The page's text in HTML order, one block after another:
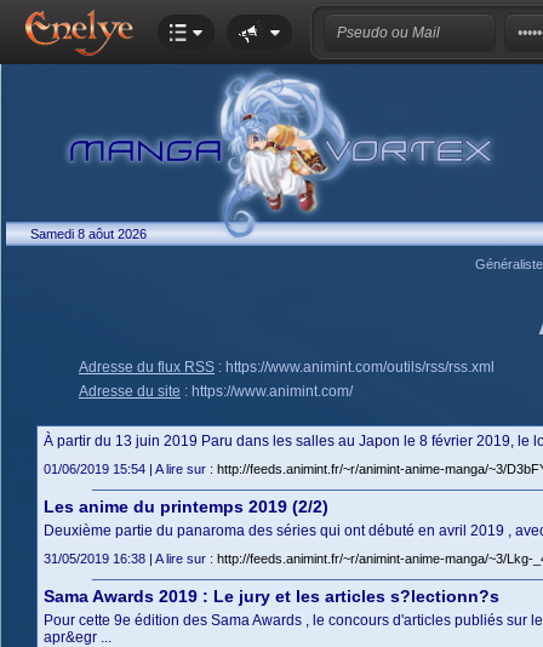
Samedi 8 aôut 2026
Adresse du flux RSS : https://www.animint.com/outils/rss/rss.xml
Adresse du site : https://www.animint.com/
À partir du 13 juin 2019 Paru dans les salles au Japon le 8 février 2019, le
01/06/2019 15:54 | A lire sur : http://feeds.animint.fr/~r/animint-anime-manga/~3/
Les anime du printemps 2019 (2/2)
Deuxième partie du panaroma des séries qui ont débuté en avril 2019 ,
31/05/2019 16:38 | A lire sur : http://feeds.animint.fr/~r/animint-anime-manga/~3/Lkg-
Sama Awards 2019 : Le jury et les articles s?lectionn?s
Pour cette 9e édition des Sama Awards , le concours d'articles publiés
apr&egr ...